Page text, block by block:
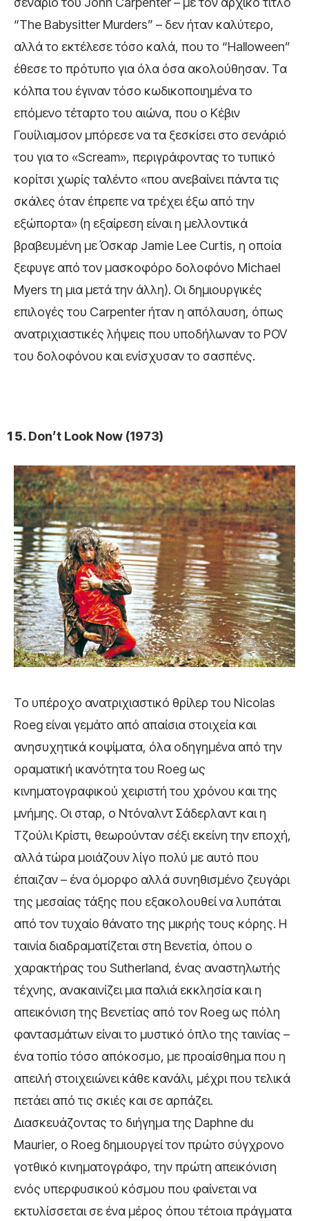
“The Babysitter Murders” – δεν ήταν καλύτερο,
αλλά το εκτέλεσε τόσο καλά, που το “Halloween”
έθεσε το πρότυπο για όλα όσα ακολούθησαν. Τα
κόλπα του έγιναν τόσο κωδικοποιημένα το
επόμενο τέταρτο του αιώνα, που ο Κέβιν
Γουίλιαμσον μπόρεσε να τα ξεσκίσει στο σενάριό
του για το «Scream», περιγράφοντας το τυπικό
κορίτσι χωρίς ταλέντο «που ανεβαίνει πάντα τις
σκάλες όταν έπρεπε να τρέχει έξω από την
εξώπορτα» (η εξαίρεση είναι η μελλοντικά
βραβευμένη με Όσκαρ Jamie Lee Curtis, η οποία
ξεφυγε από τον μασκοφόρο δολοφόνο Michael
Myers τη μια μετά την άλλη). Οι δημιουργικές
επιλογές του Carpenter ήταν η απόλαυση, όπως
ανατριχιαστικές λήψεις που υποδήλωναν το POV
του δολοφόνου και ενίσχυσαν το σασπένς.
Don’t Look Now (1973)
Το υπέροχο ανατριχιαστικό θρίλερ του Nicolas
Roeg είναι γεμάτο από απαίσια στοιχεία και
ανησυχητικά κοψίματα, όλα οδηγημένα από την
οραματική ικανότητα του Roeg ως
κινηματογραφικού χειριστή του χρόνου και της
μνήμης. Οι σταρ, ο Ντόναλντ Σάδερλαντ και η
Τζούλι Κρίστι, θεωρούνταν σέξι εκείνη την εποχή,
αλλά τώρα μοιάζουν λίγο πολύ με αυτό που
έπαιζαν – ένα όμορφο αλλά συνηθισμένο ζευγάρι
της μεσαίας τάξης που εξακολουθεί να λυπάται
από τον τυχαίο θάνατο της μικρής τους κόρης. Η
ταινία διαδραματίζεται στη Βενετία, όπου ο
χαρακτήρας του Sutherland, ένας αναστηλωτής
τέχνης, ανακαινίζει μια παλιά εκκλησία και η
απεικόνιση της Βενετίας από τον Roeg ως πόλη
φαντασμάτων είναι το μυστικό όπλο της ταινίας –
ένα τοπίο τόσο απόκοσμο, με προαίσθημα που η
απειλή στοιχειώνει κάθε κανάλι, μέχρι που τελικά
πετάει από τις σκιές και σε αρπάζει.
Διασκευάζοντας το διήγημα της Daphne du
Maurier, ο Roeg δημιουργεί τον πρώτο σύγχρονο
γοτθικό κινηματογράφο, την πρώτη απεικόνιση
ενός υπερφυσικού κόσμου που φαίνεται να
εκτυλίσσεται σε ένα μέρος όπου τέτοια πράγματα